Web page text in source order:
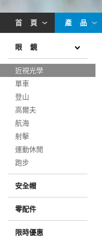
首 頁 產 品
眼 鏡
近視光學
單車
登山
高爾夫
航海
射擊
運動休閒
跑步
安全帽
零配件
限時優惠